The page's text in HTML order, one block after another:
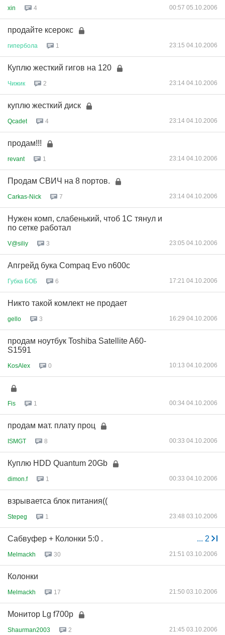
xin 4 00:57 05.10.2006
продайте ксерокс
гипербола 1 23:15 04.10.2006
Куплю жесткий гигов на 120
Чижик 2 23:14 04.10.2006
куплю жесткий диск
Qcadet 4 23:14 04.10.2006
продам!!!
revant 1 23:14 04.10.2006
Продам СВИЧ на 8 портов.
Carkas-Nick 7 23:14 04.10.2006
Нужен комп, слабенький, чтоб 1С тянул и
по сетке работал
V@siliy 3 23:05 04.10.2006
Апгрейд бука Compaq Evo n600c
Губка БОБ 6 17:21 04.10.2006
Никто такой комлект не продает
gello 3 16:29 04.10.2006
продам ноутбук Toshiba Satellite A60-
S1591
KosAlex 0 10:13 04.10.2006
Fis 1 00:34 04.10.2006
продам мат. плату проц
ISMGT 8 00:33 04.10.2006
Куплю HDD Quantum 20Gb
dimon.f 1 00:33 04.10.2006
взрываетса блок питания((
Stepeg 1 23:48 03.10.2006
... 2
Сабвуфер + Колонки 5:0 .
Melmackh 30 21:51 03.10.2006
Колонки
Melmackh 17 21:50 03.10.2006
Монитор Lg f700p
Shaurman2003 2 21:45 03.10.2006